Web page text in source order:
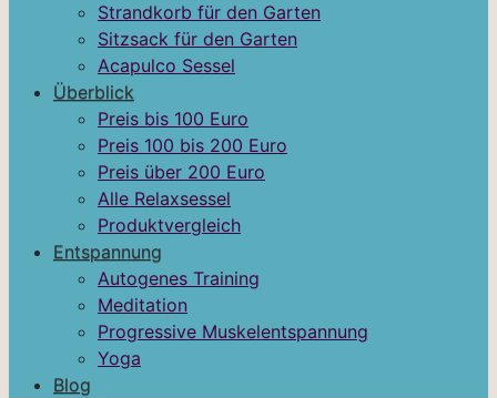
Strandkorb für den Garten
Sitzsack für den Garten
Acapulco Sessel
Überblick
Preis bis 100 Euro
Preis 100 bis 200 Euro
Preis über 200 Euro
Alle Relaxsessel
Produktvergleich
Entspannung
Autogenes Training
Meditation
Progressive Muskelentspannung
Yoga
Blog